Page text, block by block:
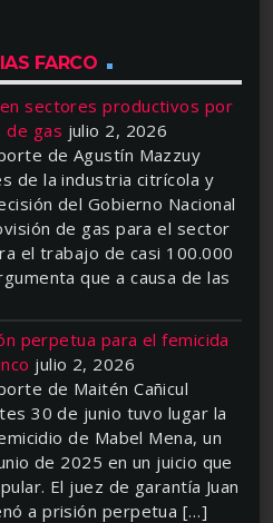
FARCO
sectores productivos por
de gas julio 2, 2026
de Agustín Mazzuy
de la industria citrícola y
del Gobierno Nacional
de gas para el sector
el trabajo de casi 100.000
que a causa de las
perpetua para el femicida
julio 2, 2026
de Maitén Cañicul
30 de junio tuvo lugar la
de Mabel Mena, un
de 2025 en un juicio que
El juez de garantía Juan
a prisión perpetua […]